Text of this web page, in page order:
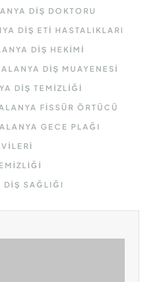
DIŞ DOKTORU
DIŞ ETI HASTALIKLARI
DIŞ HEKIMI
ALANYA DIŞ MUAYENESI
DIŞ TEMIZLIĞI
FISSÜR ÖRTÜCÜ
ALANYA GECE PLAĞI
DIŞ SAĞLIĞI